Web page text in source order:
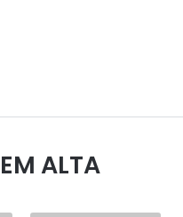
ALTA